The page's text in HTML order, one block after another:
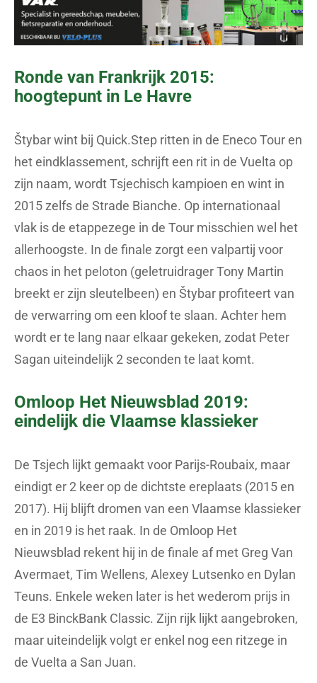
Ronde van Frankrijk 2015:
hoogtepunt in Le Havre
Štybar wint bij Quick.Step ritten in de Eneco Tour en
het eindklassement, schrijft een rit in de Vuelta op
zijn naam, wordt Tsjechisch kampioen en wint in
2015 zelfs de Strade Bianche. Op internationaal
vlak is de etappezege in de Tour misschien wel het
allerhoogste. In de finale zorgt een valpartij voor
chaos in het peloton (geletruidrager Tony Martin
breekt er zijn sleutelbeen) en Štybar profiteert van
de verwarring om een kloof te slaan. Achter hem
wordt er te lang naar elkaar gekeken, zodat Peter
Sagan uiteindelijk 2 seconden te laat komt.
Omloop Het Nieuwsblad 2019:
eindelijk die Vlaamse klassieker
De Tsjech lijkt gemaakt voor Parijs-Roubaix, maar
eindigt er 2 keer op de dichtste ereplaats (2015 en
2017). Hij blijft dromen van een Vlaamse klassieker
en in 2019 is het raak. In de Omloop Het
Nieuwsblad rekent hij in de finale af met Greg Van
Avermaet, Tim Wellens, Alexey Lutsenko en Dylan
Teuns. Enkele weken later is het wederom prijs in
de E3 BinckBank Classic. Zijn rijk lijkt aangebroken,
maar uiteindelijk volgt er enkel nog een ritzege in
de Vuelta a San Juan.